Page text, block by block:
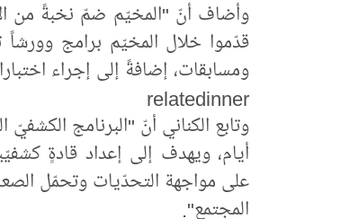
وأضاف أنّ "المخيّم ضمّ نخبةً من
قدّموا خلال المخيّم برامج وورشاً
ومسابقات، إضافةً إلى إجراء
relatedinner
وتابع الكناني أنّ "البرنامج
أيام، ويهدف إلى إعداد قادةٍ
على مواجهة التحدّيات وتحمّل
المجتمع".